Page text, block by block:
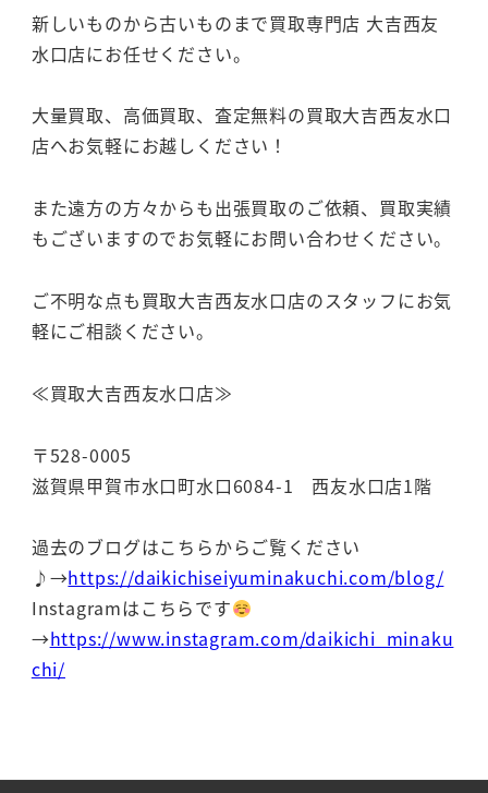
新しいものから古いものまで買取専門店 大吉西友
水口店にお任せください。
大量買取、高価買取、査定無料の買取大吉西友水口
店へお気軽にお越しください！
また遠方の方々からも出張買取のご依頼、買取実績
もございますのでお気軽にお問い合わせください。
ご不明な点も買取大吉西友水口店のスタッフにお気
軽にご相談ください。
≪買取大吉西友水口店≫
〒528-0005
滋賀県甲賀市水口町水口6084-1 西友水口店1階
過去のブログはこちらからご覧ください
♪→https://daikichiseiyuminakuchi.com/blog/
Instagramはこちらです
→https://www.instagram.com/daikichi_minaku
chi/